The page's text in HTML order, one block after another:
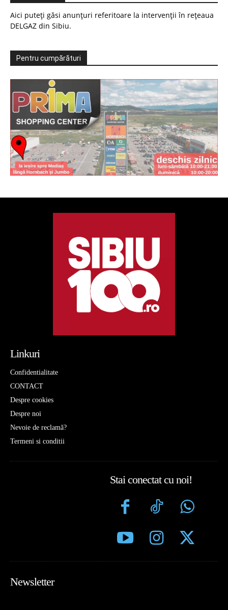
Aici puteți găsi anunțuri referitoare la intervenții în rețeaua
DELGAZ din Sibiu.
Pentru cumpărături
Linkuri
Confidentialitate
CONTACT
Despre cookies
Despre noi
Nevoie de reclamă?
Termeni si conditii
Stai conectat cu noi!
Newsletter